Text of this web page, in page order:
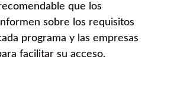
que los
sobre los requisitos
programa y las empresas
facilitar su acceso.